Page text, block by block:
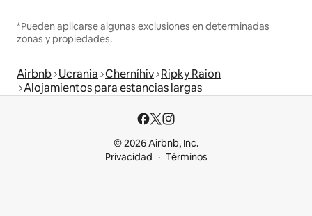
*Pueden aplicarse algunas exclusiones en determinadas
zonas y propiedades.
Airbnb Ucrania Cherníhiv Ripky Raion
Alojamientos para estancias largas
© 2026 Airbnb, Inc.
Privacidad
Términos